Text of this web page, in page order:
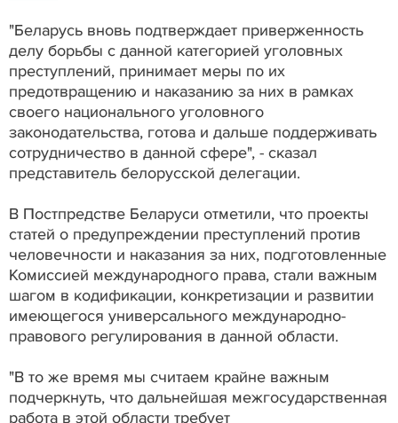
"Беларусь вновь подтверждает приверженность
делу борьбы с данной категорией уголовных
преступлений, принимает меры по их
предотвращению и наказанию за них в рамках
своего национального уголовного
законодательства, готова и дальше поддерживать
сотрудничество в данной сфере", - сказал
представитель белорусской делегации.
В Постпредстве Беларуси отметили, что проекты
статей о предупреждении преступлений против
человечности и наказания за них, подготовленные
Комиссией международного права, стали важным
шагом в кодификации, конкретизации и развитии
имеющегося универсального международно-
правового регулирования в данной области.
"В то же время мы считаем крайне важным
подчеркнуть, что дальнейшая межгосударственная
работа в этой области требует